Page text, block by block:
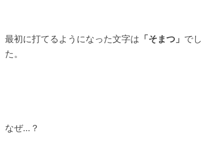
最初に打てるようになった文字は 「そまつ」 でし
た。
なぜ…？